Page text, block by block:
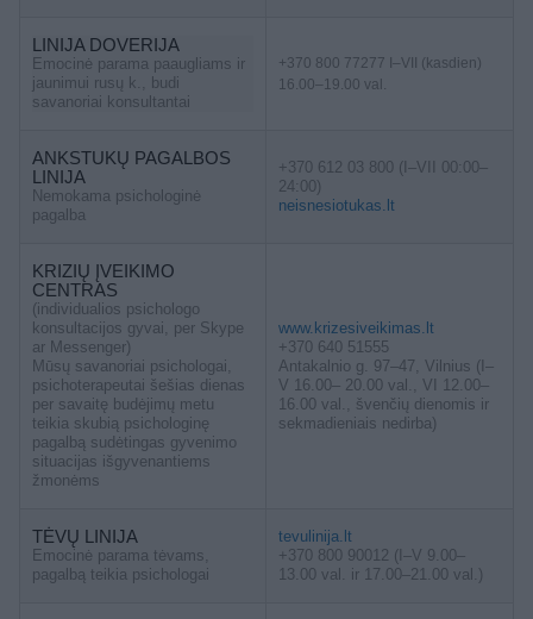
LINIJA DOVERIJA
Emocinė parama paaugliams ir
jaunimui rusų k., budi
savanoriai konsultantai
+370 800 77277 I–VII (kasdien)
16.00–19.00 val.
ANKSTUKŲ PAGALBOS
LINIJA
Nemokama psichologinė
pagalba
+370 612 03 800 (I–VII 00:00–
24:00)
neisnesiotukas.lt
KRIZIŲ ĮVEIKIMO
CENTRAS
(individualios psichologo
konsultacijos gyvai, per Skype
ar Messenger)
Mūsų savanoriai psichologai,
psichoterapeutai šešias dienas
per savaitę budėjimų metu
teikia skubią psichologinę
pagalbą sudėtingas gyvenimo
situacijas išgyvenantiems
žmonėms
www.krizesiveikimas.lt
+370 640 51555
Antakalnio g. 97–47, Vilnius (I–
V 16.00– 20.00 val., VI 12.00–
16.00 val., švenčių dienomis ir
sekmadieniais nedirba)
TĖVŲ LINIJA
Emocinė parama tėvams,
pagalbą teikia psichologai
tevulinija.lt
+370 800 90012 (I–V 9.00–
13.00 val. ir 17.00–21.00 val.)